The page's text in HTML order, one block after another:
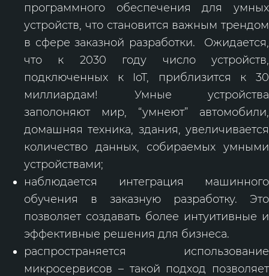
программного обеспечения для умных
устройств, что становится важным трендом
в сфере заказной разработки. Ожидается,
что к 2030 году число устройств,
подключенных к IoT, приблизится к 30
миллиардам! Умные устройства
заполоняют мир, “умнеют” автомобили,
домашняя техника, здания, увеличивается
количество данных, собираемых умными
устройствами;
наблюдается интеграция машинного
обучения в заказную разработку. Это
позволяет создавать более интуитивные и
эффективные решения для бизнеса.
распространяется использование
микросервисов – такой подход позволяет